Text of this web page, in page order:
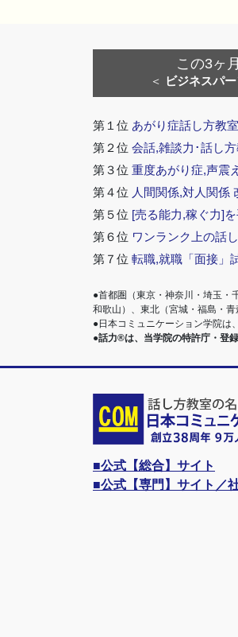
この3ヶ
＜ ビジネスパ
第１位 あがり症話し方教
第２位 会話,雑談力･話し
第３位 重度あがり症,声震
第４位 人間関係,対人関係
第５位 [売る能力,稼ぐ力]
第６位 ワンランク上の話
第７位 転職,就職「面接」
●首都圏（東京・神奈川・埼玉・
和歌山）、東北（宮城・福島・
●日本コミュニケーション学院は
●話力®は、当学院の特許庁・登
■公式【総合】サイト
■公式【専門】サイト／